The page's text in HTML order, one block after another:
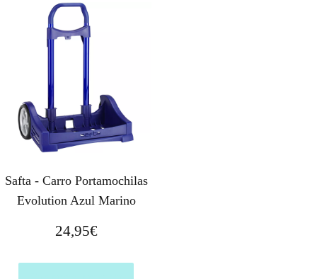
Safta - Carro Portamochilas
Evolution Azul Marino
24,95€